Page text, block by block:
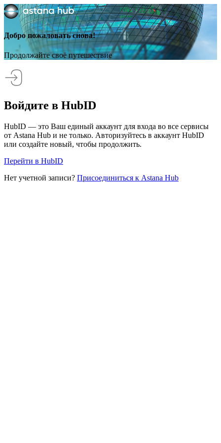
Добро пожаловать снова!
Продолжайте своё путешествие
Войдите в HubID
HubID — это Ваш единый аккаунт для входа во все сервисы
от Astana Hub и не только. Авторизуйтесь в аккаунт HubID
или создайте новый, чтобы продолжить.
Перейти в HubID
Нет учетной записи? Присоединиться к Astana Hub